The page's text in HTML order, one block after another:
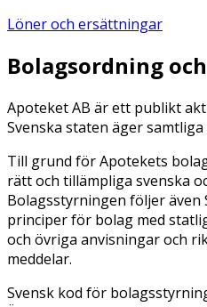
Löner och ersättningar
Bolagsordning
Apoteket AB är ett publikt
Svenska staten äger
Till grund för Apotekets
rätt och tillämpliga svenska
Bolagsstyrningen följer även
principer för bolag med
och övriga anvisningar och
meddelar.
Svensk kod för